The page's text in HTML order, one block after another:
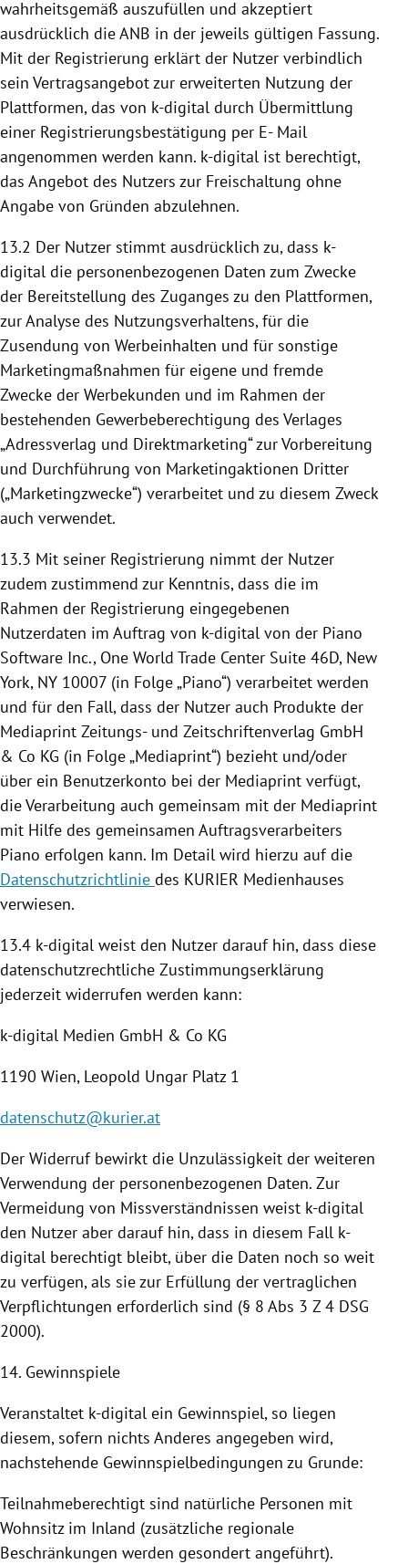
wahrheitsgemäß auszufüllen und akzeptiert
ausdrücklich die ANB in der jeweils gültigen Fassung.
Mit der Registrierung erklärt der Nutzer verbindlich
sein Vertragsangebot zur erweiterten Nutzung der
Plattformen, das von k-digital durch Übermittlung
einer Registrierungsbestätigung per E- Mail
angenommen werden kann. k-digital ist berechtigt,
das Angebot des Nutzers zur Freischaltung ohne
Angabe von Gründen abzulehnen.
13.2 Der Nutzer stimmt ausdrücklich zu, dass k-
digital die personenbezogenen Daten zum Zwecke
der Bereitstellung des Zuganges zu den Plattformen,
zur Analyse des Nutzungsverhaltens, für die
Zusendung von Werbeinhalten und für sonstige
Marketingmaßnahmen für eigene und fremde
Zwecke der Werbekunden und im Rahmen der
bestehenden Gewerbeberechtigung des Verlages
„Adressverlag und Direktmarketing“ zur Vorbereitung
und Durchführung von Marketingaktionen Dritter
(„Marketingzwecke“) verarbeitet und zu diesem Zweck
auch verwendet.
13.3 Mit seiner Registrierung nimmt der Nutzer
zudem zustimmend zur Kenntnis, dass die im
Rahmen der Registrierung eingegebenen
Nutzerdaten im Auftrag von k-digital von der Piano
Software Inc., One World Trade Center Suite 46D, New
York, NY 10007 (in Folge „Piano“) verarbeitet werden
und für den Fall, dass der Nutzer auch Produkte der
Mediaprint Zeitungs- und Zeitschriftenverlag GmbH
& Co KG (in Folge „Mediaprint“) bezieht und/oder
über ein Benutzerkonto bei der Mediaprint verfügt,
die Verarbeitung auch gemeinsam mit der Mediaprint
mit Hilfe des gemeinsamen Auftragsverarbeiters
Piano erfolgen kann. Im Detail wird hierzu auf die
Datenschutzrichtlinie des KURIER Medienhauses
verwiesen.
13.4 k-digital weist den Nutzer darauf hin, dass diese
datenschutzrechtliche Zustimmungserklärung
jederzeit widerrufen werden kann:
k-digital Medien GmbH & Co KG
1190 Wien, Leopold Ungar Platz 1
datenschutz@kurier.at
Der Widerruf bewirkt die Unzulässigkeit der weiteren
Verwendung der personenbezogenen Daten. Zur
Vermeidung von Missverständnissen weist k-digital
den Nutzer aber darauf hin, dass in diesem Fall k-
digital berechtigt bleibt, über die Daten noch so weit
zu verfügen, als sie zur Erfüllung der vertraglichen
Verpflichtungen erforderlich sind (§ 8 Abs 3 Z 4 DSG
2000).
14. Gewinnspiele
Veranstaltet k-digital ein Gewinnspiel, so liegen
diesem, sofern nichts Anderes angegeben wird,
nachstehende Gewinnspielbedingungen zu Grunde:
Teilnahmeberechtigt sind natürliche Personen mit
Wohnsitz im Inland (zusätzliche regionale
Beschränkungen werden gesondert angeführt).